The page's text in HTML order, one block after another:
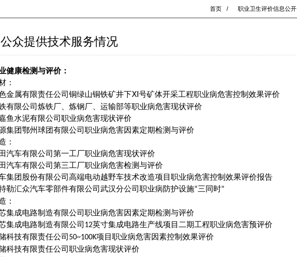
首页 / 职业卫生评价信息公开
众提供技术服务情况
健康检测与评价：
：
金属有限责任公司铜绿山铜铁矿井下Ⅺ 号矿体开采工程职业病危害控制效果评价
有限公司炼铁厂、炼钢厂、运输部等职业病危害现状评价
鱼水泥有限公司职业病危害现状评价
集团鄂州球团有限公司职业病危害因素定期检测与评价
：
汽车有限公司第一工厂职业病危害现状评价
汽车有限公司第三工厂职业病危害检测与评价
集团股份有限公司高端电动越野车技术改造项目职业病危害控制效果评价报告
特勒汇众汽车零部件有限公司武汉分公司职业病防护设施“三同时”
：
集成电路制造有限公司职业病危害因素定期检测与评价
集成电路制造有限公司 12英寸集成电路生产线项目二期工程职业病危害预评价
科技有限责任公司 50~100K项目职业病危害因素控制效果评价
科技有限责任公司职业病危害现状评价